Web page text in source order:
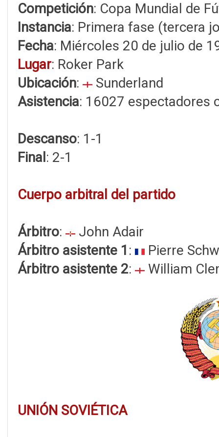
Competición: Copa Mundial de
Instancia: Primera fase (tercera
Fecha: Miércoles 20 de julio de
Lugar: Roker Park
Ubicación:
Sunderland
Asistencia: 16027 espectadores
Descanso: 1-1
Final : 2-1
Cuerpo arbitral del partido
Árbitro:
John Adair
Árbitro asistente 1 :
Pierre
Árbitro asistente 2: William
UNIÓN SOVIÉTICA